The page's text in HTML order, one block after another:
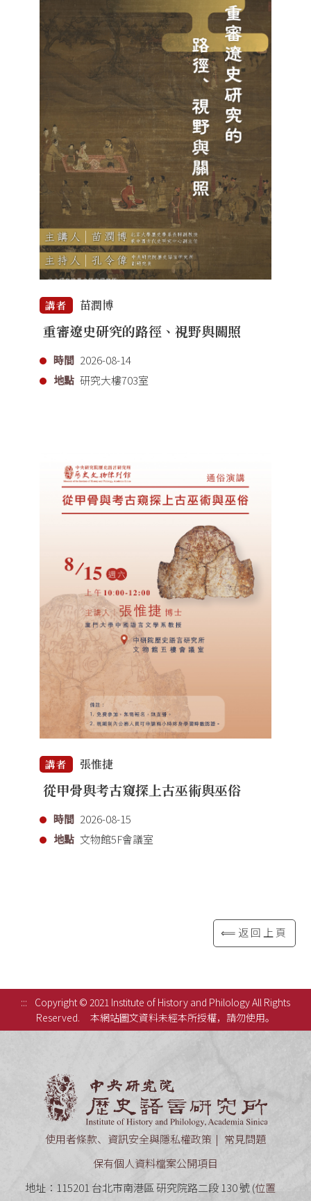
講者 苗潤博
重審遼史研究的路徑、視野與關照
時間 2026-08-14
地點 研究大樓703室
講者 張惟捷
從甲骨與考古窺探上古巫術與巫俗
時間 2026-08-15
地點 文物館5F會議室
⟸返回上頁
:::
Copyright © 2021 Institute of History and Philology All Rights
Reserved.
本網站圖文資料未經本所授權，請勿使用。
使用者條款、資訊安全與隱私權政策
常見問題
保有個人資料檔案公開項目
地址：115201 台北市南港區 研究院路二段 130 號 (位置